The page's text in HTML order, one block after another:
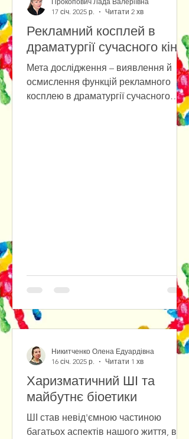
Рекламний косплей в
драматургії сучасного кіно
Мета дослідження – виявлення й
осмислення функцій рекламного
косплею в драматургії сучасного
17 січ. 2025 р.
Читати 2 хв
Харизматичний ШІ та
майбутнє біоетики
ШІ став невід'ємною частиною
багатьох аспектів нашого життя, від
Никитченко Олена Едуардівна
16 січ. 2025 р.
Читати 1 хв